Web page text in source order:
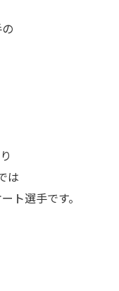
は
ト選手です。